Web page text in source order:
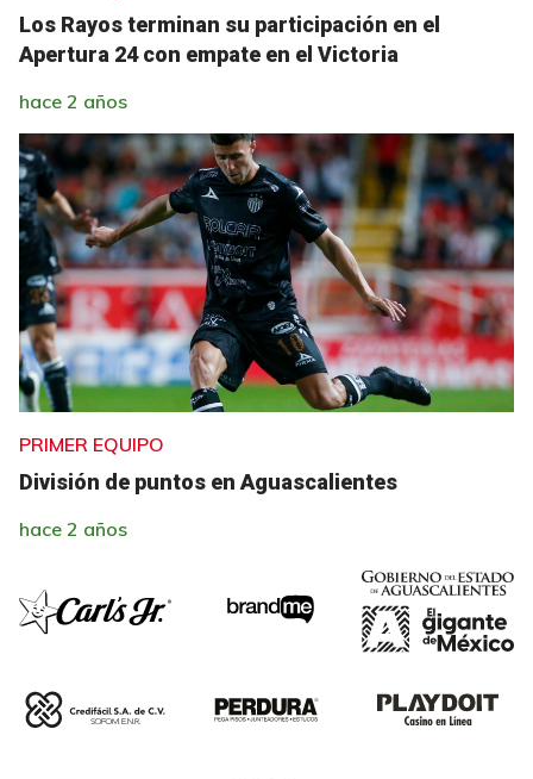
Los Rayos terminan su participación en el
Apertura 24 con empate en el Victoria
hace 2 años
PRIMER EQUIPO
División de puntos en Aguascalientes
hace 2 años